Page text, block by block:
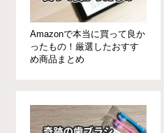
Amazonで本当に買って良か
ったもの！厳選したおすす
め商品まとめ